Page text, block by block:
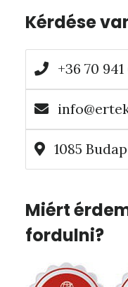
oldalsáv
Kérdése
+36 70
1085
Miért
fordulni?